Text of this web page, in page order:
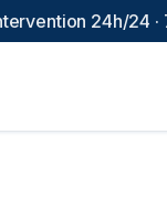
24h/24